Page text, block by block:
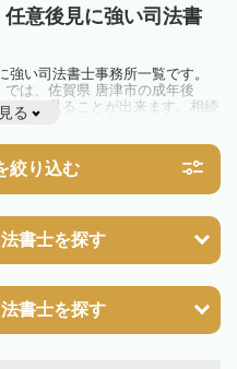
意後見に強い司法書
い司法書士事務所一覧です。
は、佐賀県 唐津市の成年後
覧で見ることが出来ます。相続
度近隣の司法書士に相談してみ
る
絞り込む
書士を探す
書士を探す